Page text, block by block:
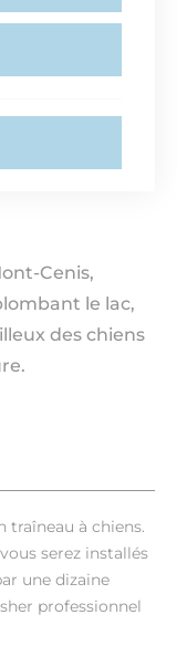
Cenis,
le lac,
des chiens
traîneau à chiens.
serez installés
une dizaine
professionnel